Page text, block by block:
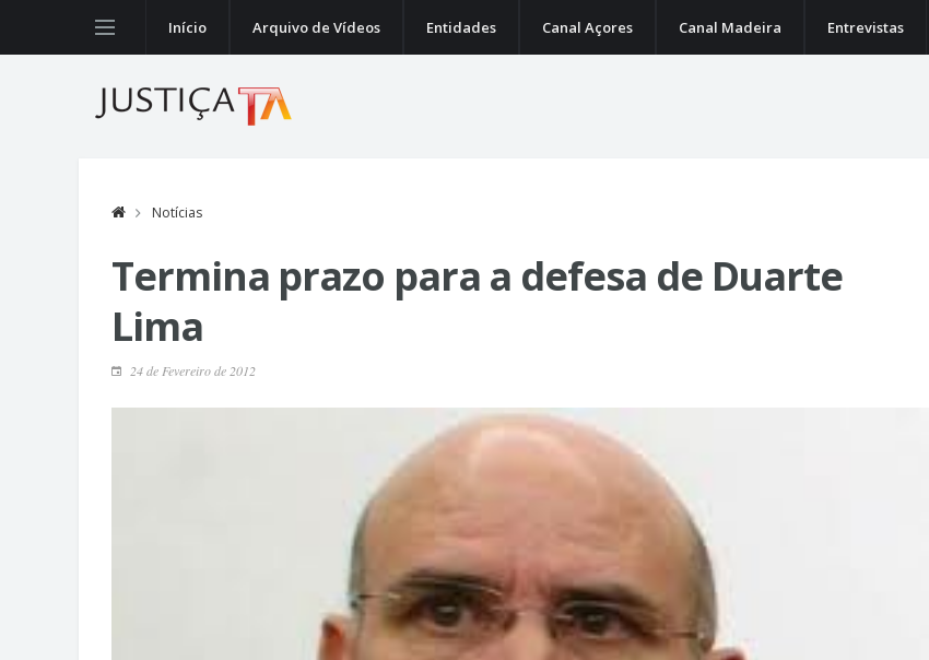
Início Arquivo de Vídeos Entidades Canal Açores Canal Madeira Entrevistas
Notícias
Termina prazo para a defesa de Duarte
Lima
24 de Fevereiro de 2012